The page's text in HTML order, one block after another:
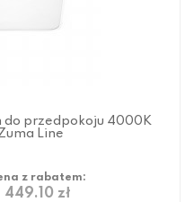
do przedpokoju 4000K
Zuma Line
z rabatem:
449.10 zł